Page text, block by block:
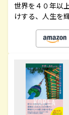
世界を４０年以
けする、人生を